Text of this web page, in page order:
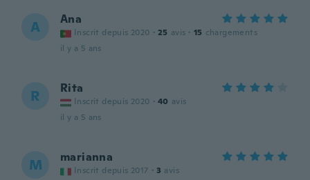
A Ana
Inscrit depuis 2020 · 25 avis · 15 chargements
il y a 5 ans
R Rita
Inscrit depuis 2020 · 40 avis
il y a 5 ans
M marianna
Inscrit depuis 2017 · 3 avis